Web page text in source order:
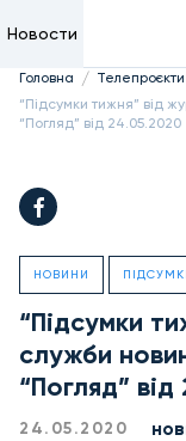
Новости
Головна / Телепроєкти
“Підсумки тижня” від
“Погляд” від 24.05.2020
НОВИНИ
“Підсумки
служби
“Погляд”
24.05.2020